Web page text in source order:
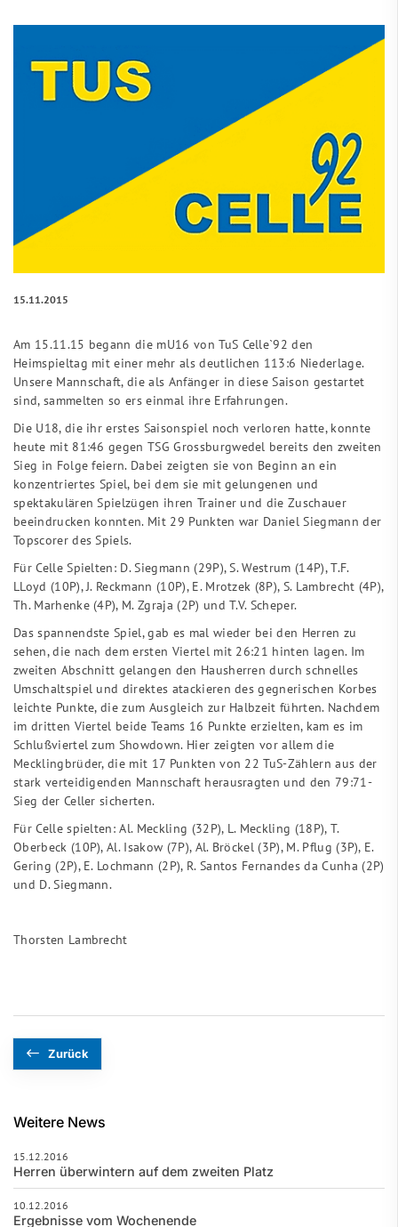
15.11.2015
Am 15.11.15 begann die mU16 von TuS Celle`92 den
Heimspieltag mit einer mehr als deutlichen 113:6 Niederlage.
Unsere Mannschaft, die als Anfänger in diese Saison gestartet
sind, sammelten so ers einmal ihre Erfahrungen.
Die U18, die ihr erstes Saisonspiel noch verloren hatte, konnte
heute mit 81:46 gegen TSG Grossburgwedel bereits den zweiten
Sieg in Folge feiern. Dabei zeigten sie von Beginn an ein
konzentriertes Spiel, bei dem sie mit gelungenen und
spektakulären Spielzügen ihren Trainer und die Zuschauer
beeindrucken konnten. Mit 29 Punkten war Daniel Siegmann der
Topscorer des Spiels.
Für Celle Spielten: D. Siegmann (29P), S. Westrum (14P), T.F.
LLoyd (10P), J. Reckmann (10P), E. Mrotzek (8P), S. Lambrecht (4P),
Th. Marhenke (4P), M. Zgraja (2P) und T.V. Scheper.
Das spannendste Spiel, gab es mal wieder bei den Herren zu
sehen, die nach dem ersten Viertel mit 26:21 hinten lagen. Im
zweiten Abschnitt gelangen den Hausherren durch schnelles
Umschaltspiel und direktes atackieren des gegnerischen Korbes
leichte Punkte, die zum Ausgleich zur Halbzeit führten. Nachdem
im dritten Viertel beide Teams 16 Punkte erzielten, kam es im
Schlußviertel zum Showdown. Hier zeigten vor allem die
Mecklingbrüder, die mit 17 Punkten von 22 TuS-Zählern aus der
stark verteidigenden Mannschaft herausragten und den 79:71-
Sieg der Celler sicherten.
Für Celle spielten: Al. Meckling (32P), L. Meckling (18P), T.
Oberbeck (10P), Al. Isakow (7P), Al. Bröckel (3P), M. Pflug (3P), E.
Gering (2P), E. Lochmann (2P), R. Santos Fernandes da Cunha (2P)
und D. Siegmann.
Thorsten Lambrecht
Zurück
Weitere News
15.12.2016
Herren überwintern auf dem zweiten Platz
10.12.2016
Ergebnisse vom Wochenende